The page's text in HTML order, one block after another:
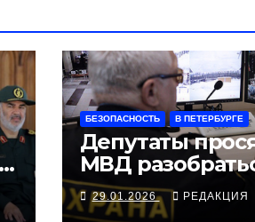
БЕЗОПАСНОСТЬ В ПЕТЕРБУРГЕ
Депутаты
МВД
с опасными
ЧОПами
29.01.2026 РЕДАКЦИЯ